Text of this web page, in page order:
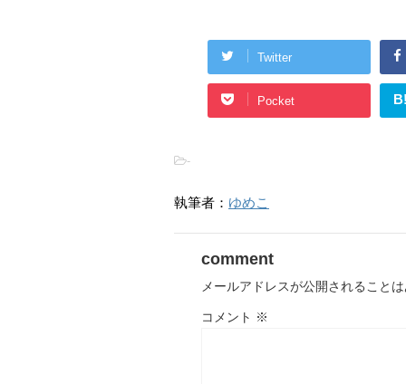
Twitter
Pocket
-
執筆者： ゆめこ
comment
メールアドレスが公開されること
コメント ※